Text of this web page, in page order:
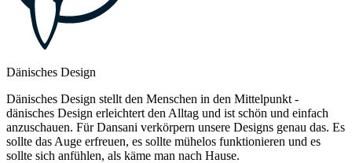
Dänisches Design
Dänisches Design stellt den Menschen in den Mittelpunkt -
dänisches Design erleichtert den Alltag und ist schön und einfach
anzuschauen. Für Dansani verkörpern unsere Designs genau das. Es
sollte das Auge erfreuen, es sollte mühelos funktionieren und es
sollte sich anfühlen, als käme man nach Hause.